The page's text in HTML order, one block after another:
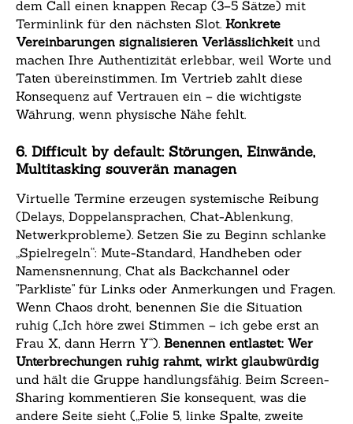
dem Call einen knappen Recap (3–5 Sätze) mit
Terminlink für den nächsten Slot. Konkrete
Vereinbarungen signalisieren Verlässlichkeitund
machen Ihre Authentizität erlebbar, weil Worte und
Taten übereinstimmen. Im Vertrieb zahlt diese
Konsequenz auf Vertrauen ein – die wichtigste
Währung, wenn physische Nähe fehlt.
6. Difficult by default: Störungen, Einwände,
Multitasking souverän managen
Virtuelle Termine erzeugen systemische Reibung
(Delays, Doppelansprachen, Chat-Ablenkung,
Netwerkprobleme). Setzen Sie zu Beginn schlanke
„Spielregeln“: Mute-Standard, Handheben oder
Namensnennung, Chat als Backchannel oder
"Parkliste" für Links oder Anmerkungen und Fragen.
Wenn Chaos droht, benennen Sie die Situation
ruhig („Ich höre zwei Stimmen – ich gebe erst an
Frau X, dann Herrn Y“). Benennen entlastet: Wer
Unterbrechungen ruhig rahmt, wirkt glaubwürdig
und hält die Gruppe handlungsfähig. Beim Screen-
Sharing kommentieren Sie konsequent, was die
andere Seite sieht („Folie 5, linke Spalte, zweite